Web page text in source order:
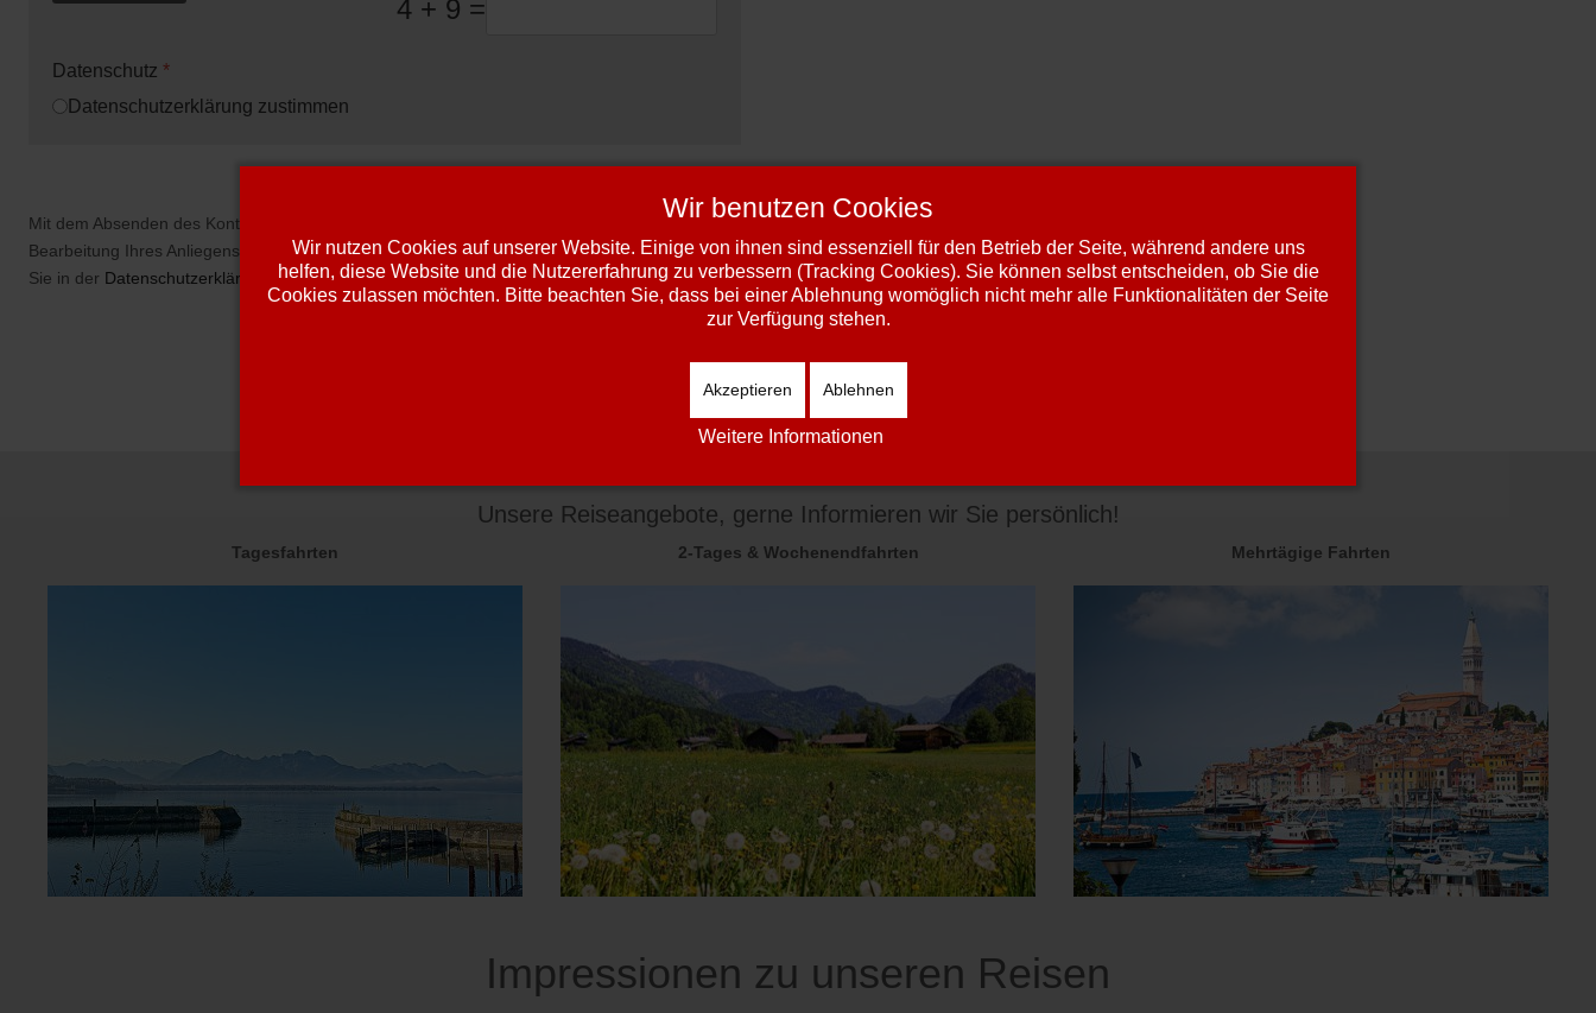
4 + 9 =
Datenschutz *
Datenschutzerklärung zustimmen
Mit dem Absenden des Kontaktformulars erklären Sie sich damit einverstanden, dass Ihre Daten zur
Bearbeitung Ihres Anliegens verwendet werden. Weitere Informationen und Widerrufshinweise finden
Sie in der Datenschutzerklärung .
Unsere Reiseangebote, gerne Informieren wir Sie persönlich!
Tagesfahrten 2-Tages & Wochenendfahrten Mehrtägige Fahrten
Impressionen zu unseren Reisen
Wir benutzen Cookies
Wir nutzen Cookies auf unserer Website. Einige von ihnen sind essenziell für den Betrieb der Seite, während andere uns
helfen, diese Website und die Nutzererfahrung zu verbessern (Tracking Cookies). Sie können selbst entscheiden, ob Sie die
Cookies zulassen möchten. Bitte beachten Sie, dass bei einer Ablehnung womöglich nicht mehr alle Funktionalitäten der Seite
zur Verfügung stehen.
Akzeptieren Ablehnen
Weitere Informationen